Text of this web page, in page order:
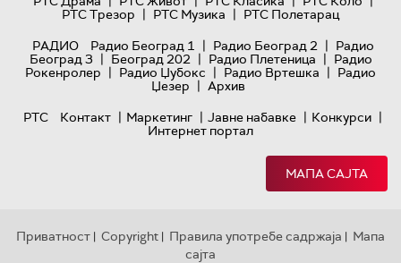
РТС Трезор | РТС Музика | РТС Полетарац
РАДИО
Радио Београд 1 | Радио Београд 2 | Радио
Београд 3 | Београд 202 | Радио Плетеница | Радио
Рокенролер | Радио Џубокс | Радио Вртешка | Радио
Џезер | Архив
РТС
Контакт | Маркетинг | Јавне набавке | Конкурси |
Интернет портал
МАПА САЈТА
Приватност | Copyright | Правила употребе садржаја | Мапа
сајта